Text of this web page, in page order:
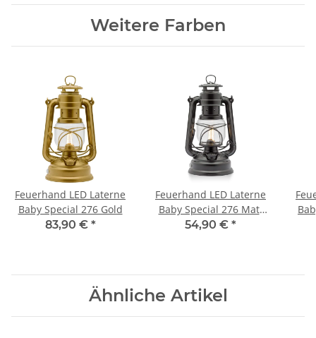
Weitere Farben
Feuerhand LED Laterne
Baby Special 276 Gold
83,90 € *
Feuerhand LED Laterne
Baby Special 276 Matt
Black
54,90 € *
Ähnliche Artikel